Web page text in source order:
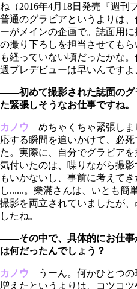
ね（2016年4月18日発売『週刊
普通のグラビアというよりは
ーがメインの企画で。誌面用
の撮り下ろしを担当させても
も経っていない頃だったかな
週プレデビューは早いんですよ
――初めて撮影された誌面のグ
た緊張しそうなお仕事ですね。
カノウ めちゃくちゃ緊張しま
応する瞬間を追いかけて、必
た。実際に、自分でグラビア
気付いたのは、喋りながら撮
もいかないし、事前に考えて
し......。樂滿さんは、いとも簡
撮影を両立されていましたが
したね。
――その中で、具体的にお仕事
は何だったんでしょう？
カノウ うーん。何かひとつの
増えたというよりは、コツコ